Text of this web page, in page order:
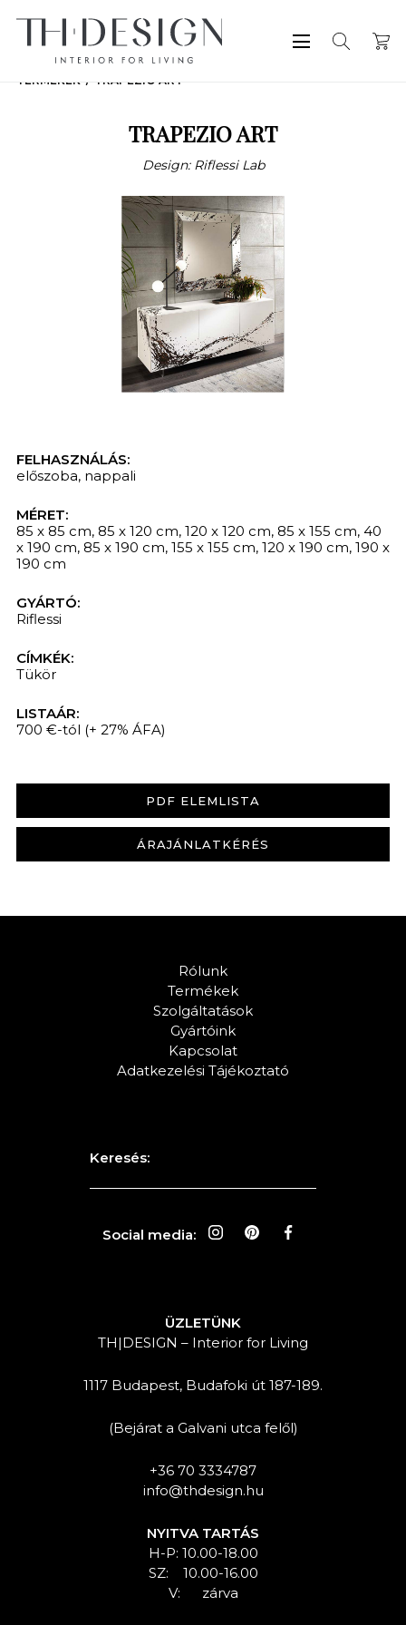
TERMÉKEK TRAPEZIO ART
TRAPEZIO ART
Design: Riflessi Lab
FELHASZNÁLÁS:
előszoba, nappali
MÉRET:
85 x 85 cm, 85 x 120 cm, 120 x 120 cm, 85 x 155 cm, 40
x 190 cm, 85 x 190 cm, 155 x 155 cm, 120 x 190 cm, 190 x
190 cm
GYÁRTÓ:
Riflessi
CÍMKÉK:
Tükör
LISTAÁR:
700 €-tól (+ 27% ÁFA)
PDF ELEMLISTA
ÁRAJÁNLATKÉRÉS
Rólunk
Termékek
Szolgáltatások
Gyártóink
Kapcsolat
Adatkezelési Tájékoztató
Keresés:
Social media:
ÜZLETÜNK
TH|DESIGN – Interior for Living
1117 Budapest, Budafoki út 187-189.
(Bejárat a Galvani utca felől)
+36 70 3334787
info@thdesign.hu
NYITVA TARTÁS
H-P: 10.00-18.00
SZ: 10.00-16.00
V: zárva